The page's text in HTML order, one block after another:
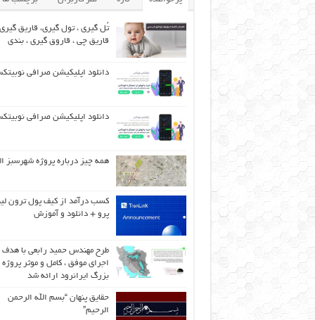
تُل گیری ، تول گیری، قاریق
قاریق‌ چی ، قاروق گیری ، بندی
دانلود اپلیکیشن صرافی
دانلود اپلیکیشن صرافی
همه چیز درباره پروژه شهرسبز
کسب درآمد از کیف پول ترون
پرو + دانلود و آموزش
طرح مهندس حمید رابعی با هدف
اجرای موفق ، کامل و موثر پروژه
بزرگ ایرانرود ارائه شد
حقایق پنهان “بسم الله الرحمن
الرحیم”